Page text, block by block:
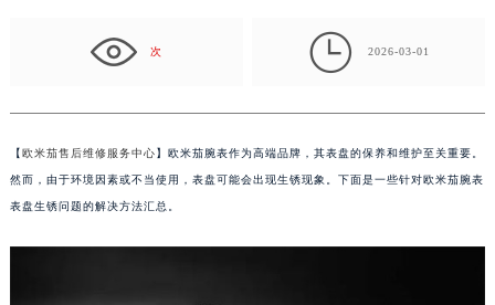
次  2026-03-01
【欧米茄售后维修服务中心】欧米茄腕表作为高端品牌，其表盘的保养和维护至关重要。
然而，由于环境因素或不当使用，表盘可能会出现生锈现象。下面是一些针对欧米茄腕表
表盘生锈问题的解决方法汇总。